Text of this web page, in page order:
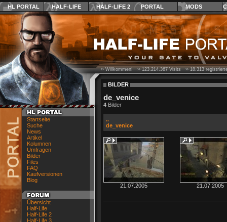
HL PORTAL HALF-LIFE HALF-LIFE 2 PORTAL MODS
Startseite
Suche
News
Artikel
Kolumnen
Umfragen
Bilder
Files
FAQ
Kaufversionen
Blog
Übersicht
Half-Life
Half-Life 2
Half-Life 3
›› Willkommen! ››123.214.367Visits ››18.313
BILDER
de_venice
4 Bilder
..
de_venice
21.07.2005 21.07.2005